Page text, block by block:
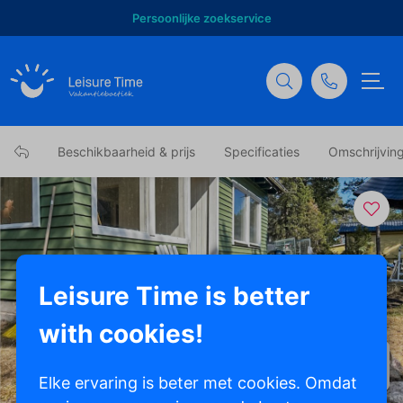
Persoonlijke zoekservice
Beschikbaarheid & prijs Specificaties
Leisure Time is better
with cookies!
Elke ervaring is beter met cookies. Omdat